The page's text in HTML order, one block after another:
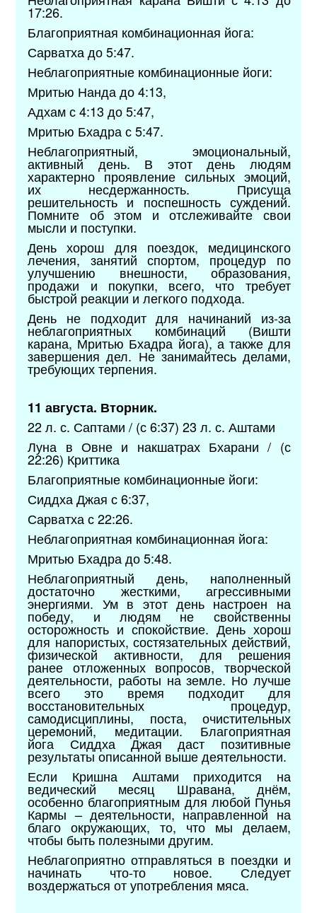
17:26.
Благоприятная комбинационная йога:
Сарватха до 5:47.
Неблагоприятные комбинационные йоги:
Мритью Нанда до 4:13,
Адхам с 4:13 до 5:47,
Мритью Бхадра с 5:47.
Неблагоприятный, эмоциональный,
активный день. В этот день людям
характерно проявление сильных эмоций,
их несдержанность. Присуща
решительность и поспешность суждений.
Помните об этом и отслеживайте свои
мысли и поступки.
День хорош для поездок, медицинского
лечения, занятий спортом, процедур по
улучшению внешности, образования,
продажи и покупки, всего, что требует
быстрой реакции и легкого подхода.
День не подходит для начинаний из-за
неблагоприятных комбинаций (Вишти
карана, Мритью Бхадра йога), а также для
завершения дел. Не занимайтесь делами,
требующих терпения.
11 августа. Вторник.
22 л. с. Саптами / (с 6:37) 23 л. с. Аштами
Луна в Овне и накшатрах Бхарани / (с
22:26) Криттика
Благоприятные комбинационные йоги:
Сиддха Джая с 6:37,
Сарватха с 22:26.
Неблагоприятная комбинационная йога:
Мритью Бхадра до 5:48.
Неблагоприятный день, наполненный
достаточно жесткими, агрессивными
энергиями. Ум в этот день настроен на
победу, и людям не свойственны
осторожность и спокойствие. День хорош
для напористых, состязательных действий,
физической активности, для решения
ранее отложенных вопросов, творческой
деятельности, работы на земле. Но лучше
всего это время подходит для
восстановительных процедур,
самодисциплины, поста, очистительных
церемоний, медитации. Благоприятная
йога Сиддха Джая даст позитивные
результаты описанной выше деятельности.
Если Кришна Аштами приходится на
ведический месяц Шравана, днём,
особенно благоприятным для любой Пунья
Кармы – деятельности, направленной на
благо окружающих, то, что мы делаем,
чтобы быть полезными другим.
Неблагоприятно отправляться в поездки и
начинать что-то новое. Следует
воздержаться от употребления мяса.